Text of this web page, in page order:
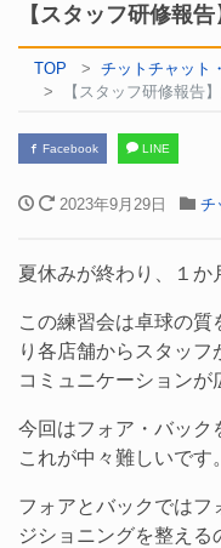
【スタッフ研修報
TOP
チットチャット
【スタッフ研修報
Facebook LINE
2023年9月29日 チ
夏休みが終わり、１か
この練習会は卓球の質
り各店舗からスタッフ
コミュニケーションが
今回はフォア・バック
これが中々難しいです。
フォアとバックではフ
ジショニングを整える